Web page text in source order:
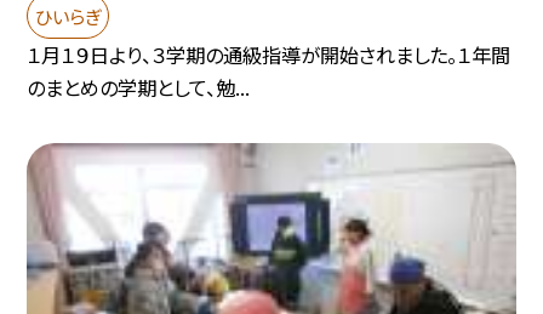
ひいらぎ
１月１９日より、３学期の通級指導が開始されました。１年間
のまとめの学期として、勉...